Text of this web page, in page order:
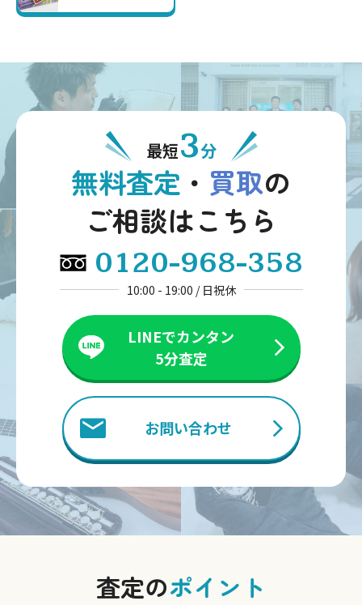
最短3分
無料査定 ・ 買取の
ご相談はこちら
0120-968-358
10:00 - 19:00 / 日祝休
LINEでカンタン
5分査定
お問い合わせ
査定のポイント